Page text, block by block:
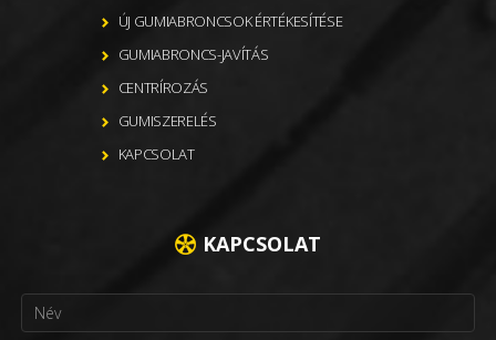
ÚJ GUMIABRONCSOK ÉRTÉKESÍTÉSE
GUMIABRONCS-JAVÍTÁS
CENTRÍROZÁS
GUMISZERELÉS
KAPCSOLAT
KAPCSOLAT